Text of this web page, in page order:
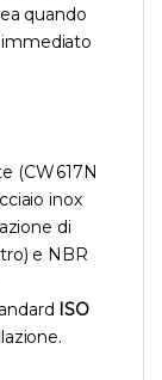
quando
immediato
(CW 617N
inox
di
e NBR
ISO